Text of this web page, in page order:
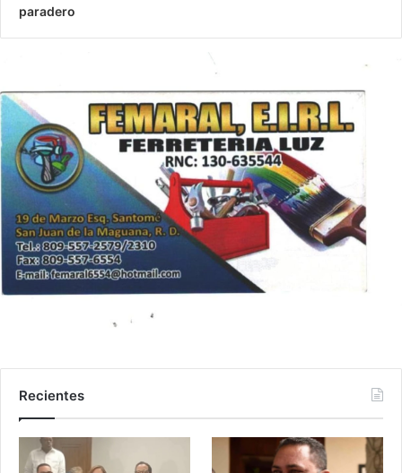
paradero
Recientes